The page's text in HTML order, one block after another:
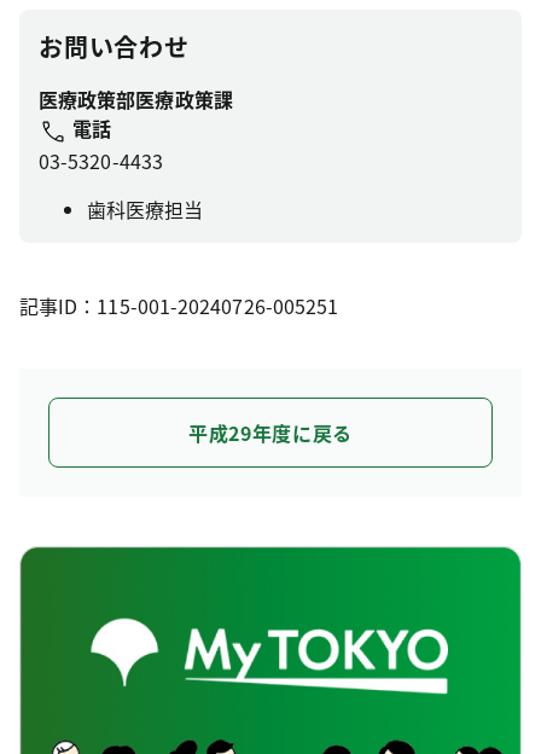
お問い合わせ
医療政策部医療政策課
電話
03-5320-4433
歯科医療担当
記事ID：115-001-20240726-005251
平成29年度に戻る